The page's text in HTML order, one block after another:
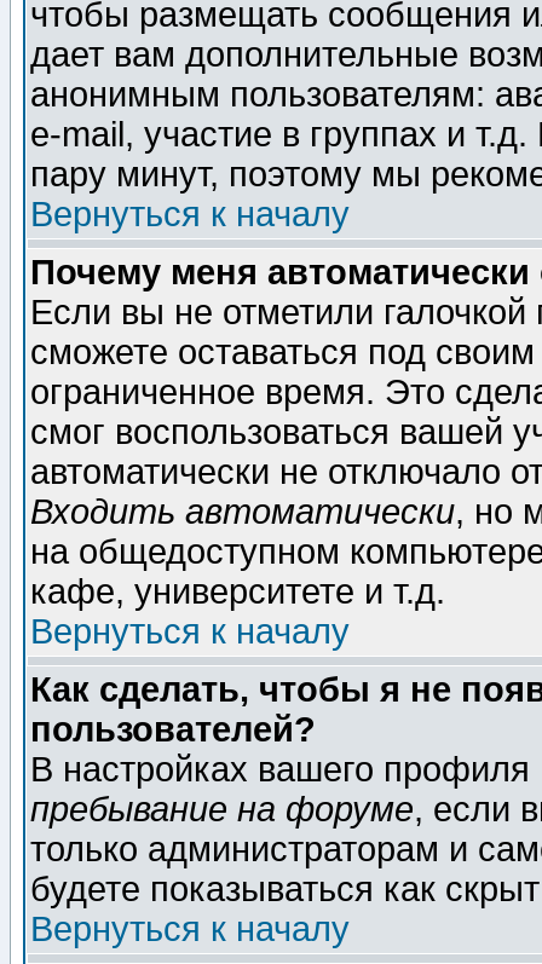
чтобы размещать сообщения
дает вам дополнительные
анонимным пользователям:
e-mail, участие в группах и
пару минут, поэтому мы
Вернуться к началу
Почему меня автоматически
Если вы не отметили галочкой
сможете оставаться под
ограниченное время. Это
смог воспользоваться вашей
автоматически не отключало
Входить автоматически, но
на общедоступном
кафе, университете и т.д.
Вернуться к началу
Как сделать, чтобы я не
пользователей?
В настройках вашего
пребывание на форуме, если
только администраторам и
будете показываться как
Вернуться к началу